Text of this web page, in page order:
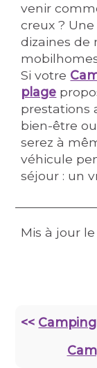
venir
creux ?
dizaines de
Si votre
plage
prestations
bien-être
serez à
véhicule
séjour : un
Mis à jour
<<